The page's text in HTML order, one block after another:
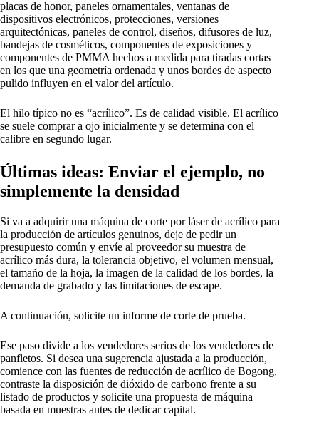
placas de honor, paneles ornamentales, ventanas de
dispositivos electrónicos, protecciones, versiones
arquitectónicas, paneles de control, diseños, difusores de luz,
bandejas de cosméticos, componentes de exposiciones y
componentes de PMMA hechos a medida para tiradas cortas
en los que una geometría ordenada y unos bordes de aspecto
pulido influyen en el valor del artículo.
El hilo típico no es “acrílico”. Es de calidad visible. El acrílico
se suele comprar a ojo inicialmente y se determina con el
calibre en segundo lugar.
Últimas ideas: Enviar el ejemplo, no
simplemente la densidad
Si va a adquirir una máquina de corte por láser de acrílico para
la producción de artículos genuinos, deje de pedir un
presupuesto común y envíe al proveedor su muestra de
acrílico más dura, la tolerancia objetivo, el volumen mensual,
el tamaño de la hoja, la imagen de la calidad de los bordes, la
demanda de grabado y las limitaciones de escape.
A continuación, solicite un informe de corte de prueba.
Ese paso divide a los vendedores serios de los vendedores de
panfletos. Si desea una sugerencia ajustada a la producción,
comience con las fuentes de reducción de acrílico de Bogong,
contraste la disposición de dióxido de carbono frente a su
listado de productos y solicite una propuesta de máquina
basada en muestras antes de dedicar capital.